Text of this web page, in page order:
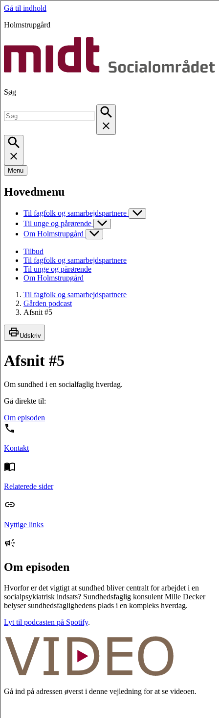
Gå til indhold
Holmstrupgård
Søg
Menu
Hovedmenu
Til fagfolk og samarbejdspartnere
Til unge og pårørende
Om Holmstrupgård
Tilbud
Til fagfolk og samarbejdspartnere
Til unge og pårørende
Om Holmstrupgård
Til fagfolk og samarbejdspartnere
Gården podcast
Afsnit #5
Udskriv
Afsnit #5
Om sundhed i en socialfaglig hverdag.
Gå direkte til:
Om episoden
Kontakt
Relaterede sider
Nyttige links
Om episoden
Hvorfor er det vigtigt at sundhed bliver centralt for arbejdet i en
socialpsykiatrisk indsats? Sundhedsfaglig konsulent Mille Decker
belyser sundhedsfaglighedens plads i en kompleks hverdag.
Lyt til podcasten på Spotify.
Gå ind på adressen øverst i denne vejledning for at se videoen.